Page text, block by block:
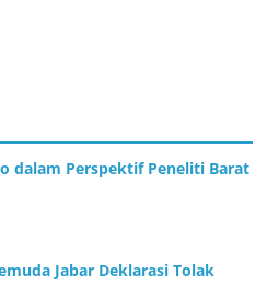
dalam Perspektif Peneliti Barat
Jabar Deklarasi Tolak